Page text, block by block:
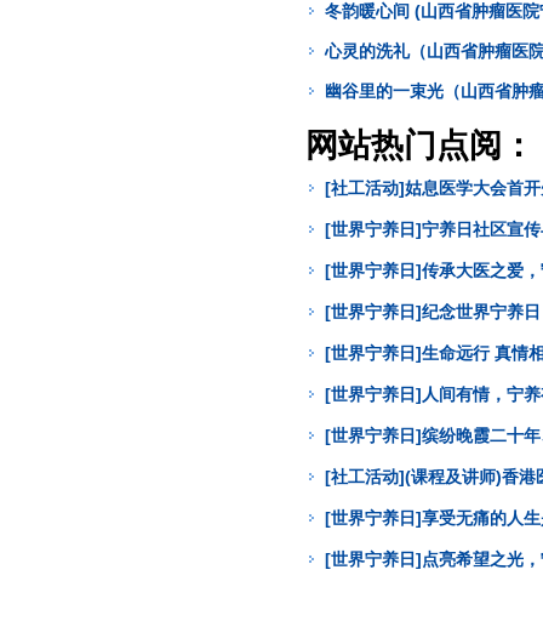
冬韵暖心间 (山西省肿瘤医
心灵的洗礼（山西省肿瘤医
幽谷里的一束光（山西省肿
网站热门点阅：
[社工活动]姑息医学大会首
[世界宁养日]宁养日社区宣
[世界宁养日]传承大医之爱
[世界宁养日]纪念世界宁养
[世界宁养日]生命远行 真情
[世界宁养日]人间有情，宁
[世界宁养日]缤纷晚霞二十
[社工活动](课程及讲师)香
[世界宁养日]享受无痛的人
[世界宁养日]点亮希望之光